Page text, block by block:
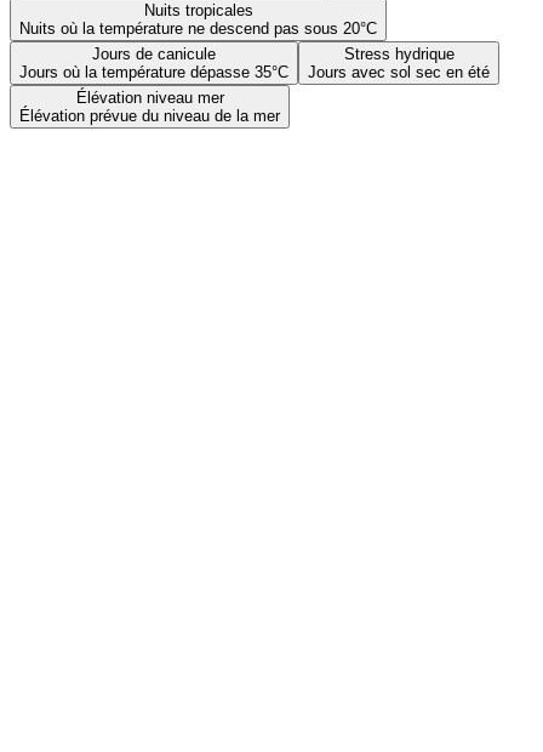
Nuits tropicales
Nuits où la température ne descend pas sous 20°C
Jours de canicule
Jours où la température dépasse 35°C
Stress hydrique
Jours avec sol sec en été
Élévation niveau mer
Élévation prévue du niveau de la mer